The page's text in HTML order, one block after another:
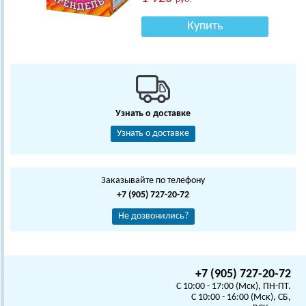
Купить
Узнать о доставке
Узнать о доставке
Заказывайте по телефону
+7 (905) 727-20-72
Не дозвонились?
+7 (905) 727-20-72
C 10:00 - 17:00 (Мск), ПН-ПТ.
C 10:00 - 16:00 (Мск), СБ,